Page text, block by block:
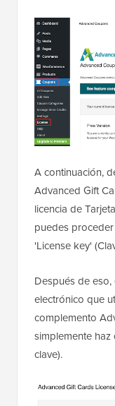
A continuación,
Advanced Gift
licencia de
puedes
'License key'
Después de
electrónico que
complemento
simplemente haz
clave).